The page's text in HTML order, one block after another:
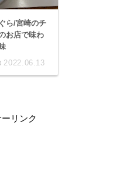
ら/宮崎のチ
お店で味わ
2022.06.13
リンク